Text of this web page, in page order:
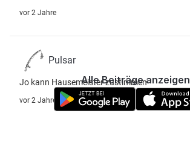
vor 2 Jahre
Pulsar
Jo kann Hausemeister zustimmen
vor 2 Jahre
Alle Beiträge anzeigen